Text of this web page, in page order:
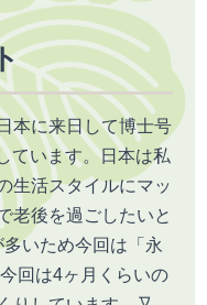
本に来日して博士号
ています。日本は私
生活スタイルにマッ
老後を過ごしたいと
いため今回は「永
回は4ヶ月くらいの